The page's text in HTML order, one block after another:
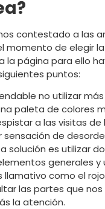
contestado a las
momento de elegir
la página para ello
puntos:
no utilizar
paleta de colores
a las visitas de
sensación de
solución es utilizar
generales y
llamativo como el
las partes que
la atención.